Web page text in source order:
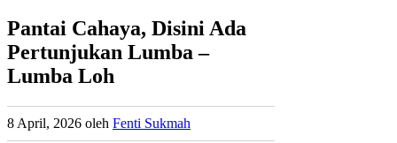
Pantai Cahaya, Disini Ada
Pertunjukan Lumba –
Lumba Loh
8 April, 2026 oleh Fenti Sukmah